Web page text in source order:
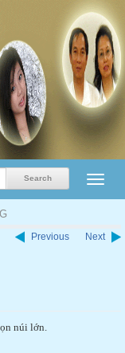
Previous Next
núi lớn.